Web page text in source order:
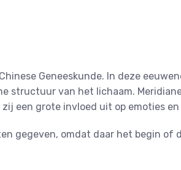
Geneeskunde. In deze
structuur van het lichaam.
een grote invloed uit op emoties
gegeven, omdat daar het begin of